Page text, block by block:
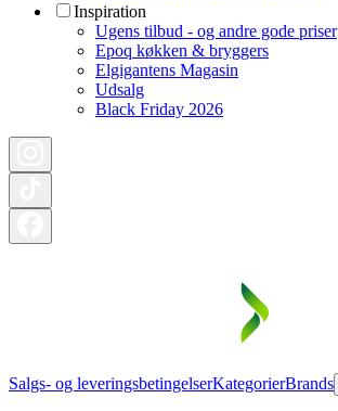
Inspiration
Ugens tilbud - og andre gode priser
Epoq køkken & bryggers
Elgigantens Magasin
Udsalg
Black Friday 2026
Salgs- og leveringsbetingelserKategorierBrands